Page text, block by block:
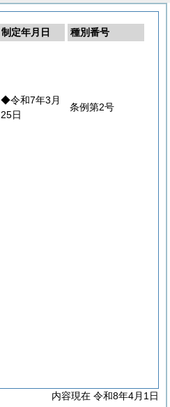
制定年月日
種別番号
◆令和7年3月
25日
条例第2号
内容現在 令和8年4月1日